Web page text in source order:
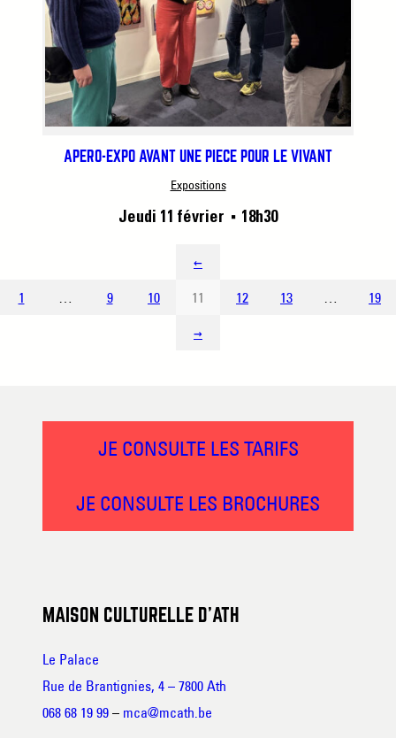
APÉRO-EXPO AVANT UNE PIÈCE POUR LE VIVANT
Expositions
Jeudi 11 février ■ 18h30
←
1
9 10 11 12 13
19
→
JE CONSULTE LES TARIFS
JE CONSULTE LES BROCHURES
MAISON CULTURELLE D’ATH
Le Palace
Rue de Brantignies, 4 – 7800 Ath
068 68 19 99 – mca@mcath.be